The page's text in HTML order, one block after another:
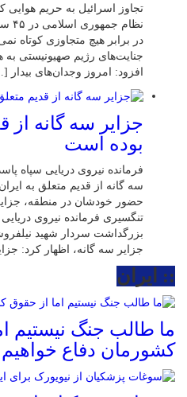
تجاوز اسرائیل به حریم
در برابر هیچ متجاوزی کوتاه
جنایت‌های رژیم صهیونیستی
افزود: امروز وجدان‌های بیدار
جزایر سه گانه از
بوده است
فرمانده نیروی دریایی سپاه
سه گانه از قدیم متعلق به
حضور خودشان در منطقه،
تنگسیری فرمانده نیروی
بزرگداشت سردار شهید
جزایر سه گانه، اظهار کرد:
:: ایران
ما طالب جنگ نیستیم
کشورمان دفاع